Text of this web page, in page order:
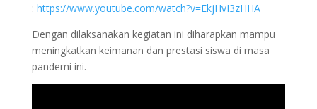
: https://www.youtube.com/watch?v=EkjHvI3zHHA
Dengan dilaksanakan kegiatan ini diharapkan mampu
meningkatkan keimanan dan prestasi siswa di masa
pandemi ini.